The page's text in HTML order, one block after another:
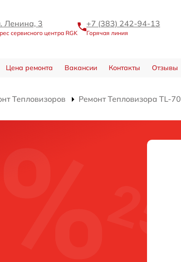
Ленина, 3
сервисного центра RGK
+7 (383) 242-94-13
Горячая линия
Цена ремонта Вакансии Контакты Отзывы
Тепловизоров Ремонт Тепловизора TL-70